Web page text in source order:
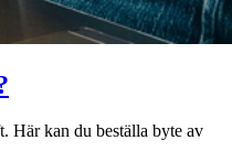
Här kan du beställa byte av